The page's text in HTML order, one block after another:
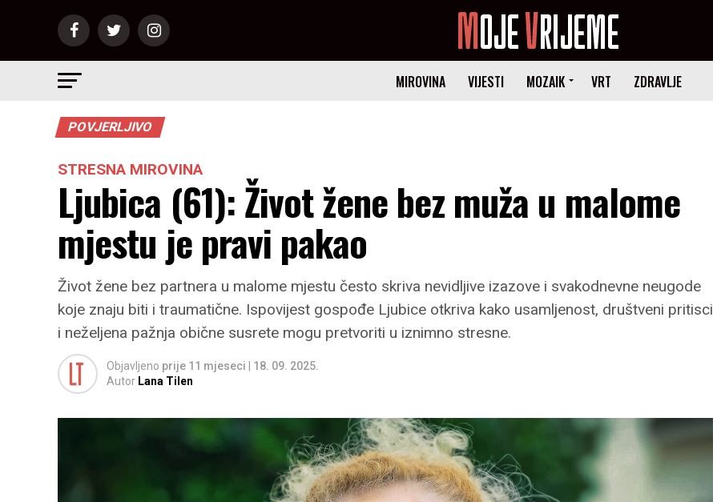
MIROVINA VIJESTI MOZAIK VRT ZDRAVLJE
POVJERLJIVO
STRESNA MIROVINA
Ljubica (61): Život žene bez muža u malome
mjestu je pravi pakao
Život žene bez partnera u malome mjestu često skriva nevidljive izazove i svakodnevne neugode
koje znaju biti i traumatične. Ispovijest gospođe Ljubice otkriva kako usamljenost, društveni pritisci
i neželjena pažnja obične susrete mogu pretvoriti u iznimno stresne.
Objavljeno prije 11 mjeseci
18. 09. 2025.
Autor Lana Tilen